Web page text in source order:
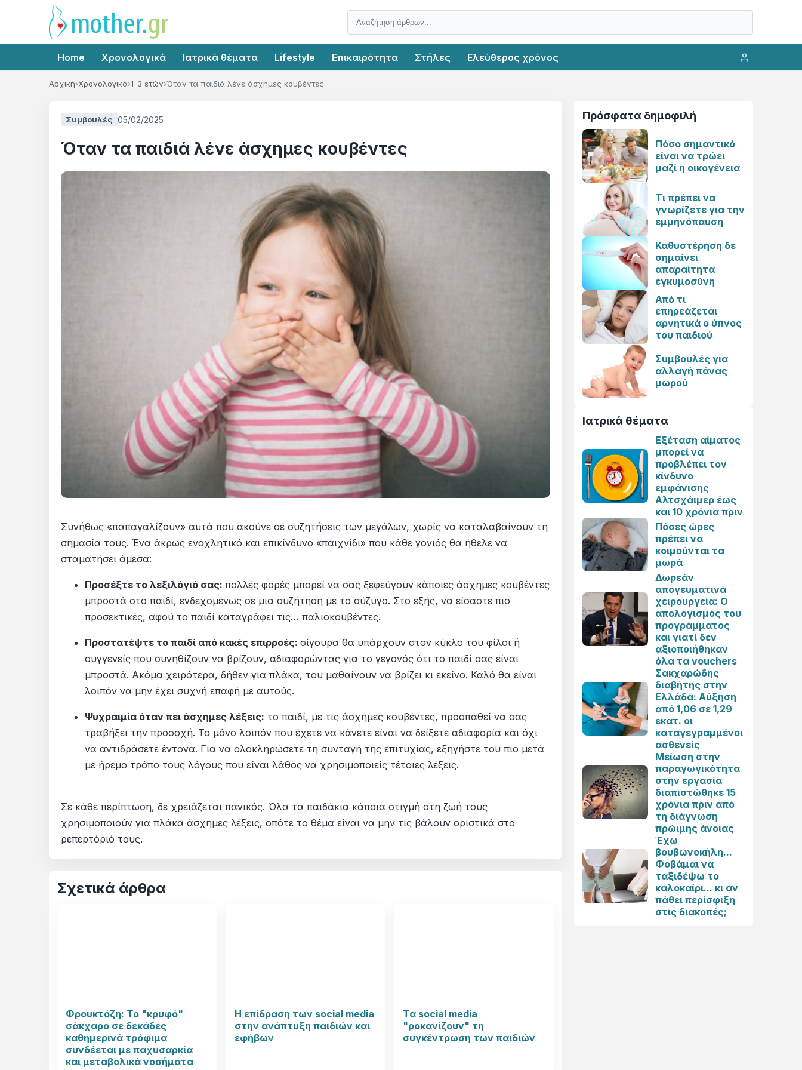
Home Χρονολογικά Ιατρικά θέματα Lifestyle Επικαιρότητα Στήλες Ελεύθερος χρόνος
Αρχική Χρονολογικά 1-3 ετών Όταν τα παιδιά λένε άσχημες κουβέντες
Συμβουλές 05/02/2025
Όταν τα παιδιά λένε άσχημες κουβέντες
Συνήθως «παπαγαλίζουν» αυτά που ακούνε σε συζητήσεις των μεγάλων, χωρίς να καταλαβαίνουν τη
σημασία τους. Ένα άκρως ενοχλητικό και επικίνδυνο «παιχνίδι» που κάθε γονιός θα ήθελε να
σταματήσει άμεσα:
Προσέξτε το λεξιλόγιό σας: πολλές φορές μπορεί να σας ξεφεύγουν κάποιες άσχημες κουβέντες
μπροστά στο παιδί, ενδεχομένως σε μια συζήτηση με το σύζυγο. Στο εξής, να είσαστε πιο
προσεκτικές, αφού το παιδί καταγράφει τις… παλιοκουβέντες.
Προστατέψτε το παιδί από κακές επιρροές: σίγουρα θα υπάρχουν στον κύκλο του φίλοι ή
συγγενείς που συνηθίζουν να βρίζουν, αδιαφορώντας για το γεγονός ότι το παιδί σας είναι
μπροστά. Ακόμα χειρότερα, δήθεν για πλάκα, του μαθαίνουν να βρίζει κι εκείνο. Καλό θα είναι
λοιπόν να μην έχει συχνή επαφή με αυτούς.
Ψυχραιμία όταν πει άσχημες λέξεις: το παιδί, με τις άσχημες κουβέντες, προσπαθεί να σας
τραβήξει την προσοχή. Το μόνο λοιπόν που έχετε να κάνετε είναι να δείξετε αδιαφορία και όχι
να αντιδράσετε έντονα. Για να ολοκληρώσετε τη συνταγή της επιτυχίας, εξηγήστε του πιο μετά
με ήρεμο τρόπο τους λόγους που είναι λάθος να χρησιμοποιείς τέτοιες λέξεις.
Σε κάθε περίπτωση, δε χρειάζεται πανικός. Όλα τα παιδάκια κάποια στιγμή στη ζωή τους
χρησιμοποιούν για πλάκα άσχημες λέξεις, οπότε το θέμα είναι να μην τις βάλουν οριστικά στο
ρεπερτόριό τους.
Σχετικά άρθρα
Φρουκτόζη: Το "κρυφό"
σάκχαρο σε δεκάδες
καθημερινά τρόφιμα
συνδέεται με παχυσαρκία
και μεταβολικά νοσήματα
Η επίδραση των social media
στην ανάπτυξη παιδιών και
εφήβων
Τα social media
"ροκανίζουν" τη
συγκέντρωση των παιδιών
Πρόσφατα δημοφιλή
Πόσο σημαντικό
είναι να τρώει
μαζί η οικογένεια
Τι πρέπει να
γνωρίζετε για την
εμμηνόπαυση
Καθυστέρηση δε
σημαίνει
απαραίτητα
εγκυμοσύνη
Από τι
επηρεάζεται
αρνητικά ο ύπνος
του παιδιού
Συμβουλές για
αλλαγή πάνας
μωρού
Ιατρικά θέματα
Εξέταση αίματος
μπορεί να
προβλέπει τον
κίνδυνο
εμφάνισης
Αλτσχάιμερ έως
και 10 χρόνια πριν
Πόσες ώρες
πρέπει να
κοιμούνται τα
μωρά
Δωρεάν
απογευματινά
χειρουργεία: Ο
απολογισμός του
προγράμματος
και γιατί δεν
αξιοποιήθηκαν
όλα τα vouchers
Σακχαρώδης
διαβήτης στην
Ελλάδα: Αύξηση
από 1,06 σε 1,29
εκατ. οι
καταγεγραμμένοι
ασθενείς
Μείωση στην
παραγωγικότητα
στην εργασία
διαπιστώθηκε 15
χρόνια πριν από
τη διάγνωση
πρώιμης άνοιας
Έχω
βουβωνοκήλη...
Φοβάμαι να
ταξιδέψω το
καλοκαίρι... κι αν
πάθει περίσφιξη
στις διακοπές;